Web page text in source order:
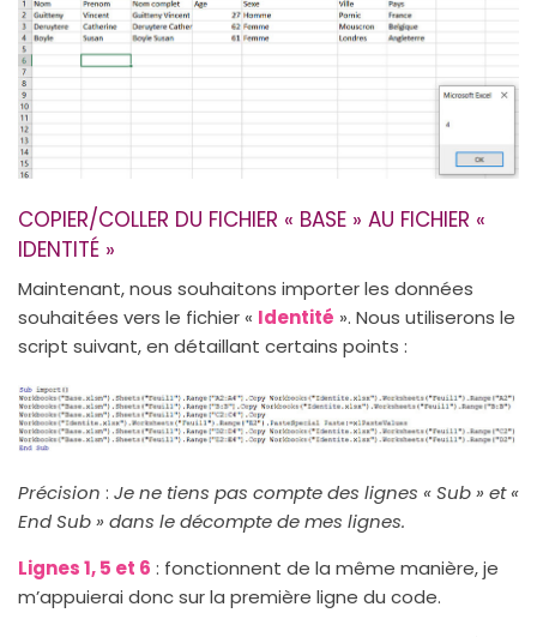
COPIER/COLLER DU FICHIER « BASE » AU FICHIER «
IDENTITÉ »
Maintenant, nous souhaitons importer les données
souhaitées vers le fichier « Identité ». Nous utiliserons le
script suivant, en détaillant certains points :
Précision : Je ne tiens pas compte des lignes « Sub » et «
End Sub » dans le décompte de mes lignes.
Lignes 1, 5 et 6 : fonctionnent de la même manière, je
m’appuierai donc sur la première ligne du code.